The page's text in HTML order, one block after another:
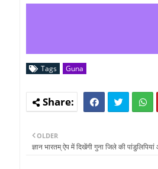
Tags Guna
OLDER
ज्ञान भारतम् ऐप में दिखेंगी गुना जिले की